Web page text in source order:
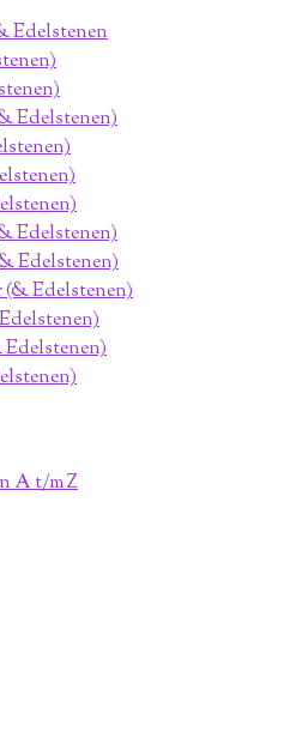
Edelstenen
Edelstenen)
Edelstenen)
Edelstenen)
Edelstenen)
A t/m Z